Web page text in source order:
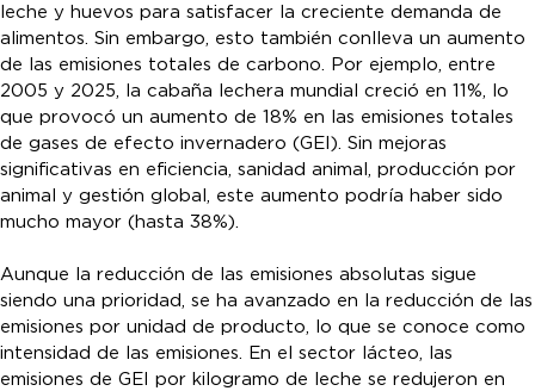
leche y huevos para satisfacer la creciente demanda de
alimentos. Sin embargo, esto también conlleva un aumento
de las emisiones totales de carbono. Por ejemplo, entre
2005 y 2025, la cabaña lechera mundial creció en 11%, lo
que provocó un aumento de 18% en las emisiones totales
de gases de efecto invernadero (GEI). Sin mejoras
significativas en eficiencia, sanidad animal, producción por
animal y gestión global, este aumento podría haber sido
mucho mayor (hasta 38%).
Aunque la reducción de las emisiones absolutas sigue
siendo una prioridad, se ha avanzado en la reducción de las
emisiones por unidad de producto, lo que se conoce como
intensidad de las emisiones. En el sector lácteo, las
emisiones de GEI por kilogramo de leche se redujeron en